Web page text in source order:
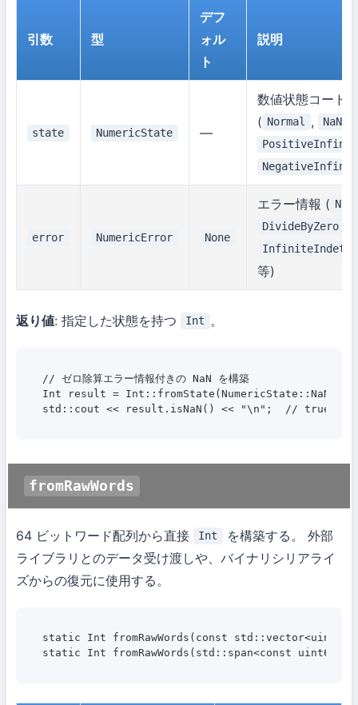
引数 型
デフ
ォル
ト
説明
state NumericState —
数値状態コード
( Normal , NaN
error NumericError None
エラー情報 (
DivideByZero
等)
返り値: 指定した状態を持つ Int 。
// ゼロ除算エラー情報付きの NaN を構築
Int result = Int::fromState(NumericState::NaN,
fromRawWords
64 ビットワード配列から直接 Int
を構築する。 外部
ライブラリとのデータ受け渡しや、バイナリシリアライ
ズからの復元に使用する。
static Int fromRawWords(const